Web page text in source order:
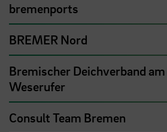
bremenports
BREMER Nord
Bremischer Deichverband
Weserufer
Consult Team Bremen